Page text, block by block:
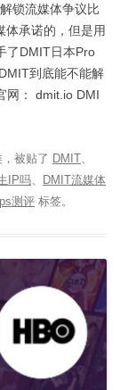
锁流媒体争议比
体承诺的，但是用
了DMIT日本Pro
到底能不能解
网： dmit.io DMI
被贴了 DMIT
IP吗
DMIT流媒体
测评 标签。